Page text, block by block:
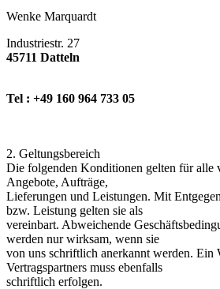
Wenke Marquardt
Industriestr. 27
45711 Datteln
Tel : +49 160 964 733 05
2. Geltungsbereich
Die folgenden Konditionen gelten für alle
Angebote, Aufträge,
Lieferungen und Leistungen. Mit
bzw. Leistung gelten sie als
vereinbart. Abweichende
werden nur wirksam, wenn sie
von uns schriftlich anerkannt werden. Ein
Vertragspartners muss ebenfalls
schriftlich erfolgen.